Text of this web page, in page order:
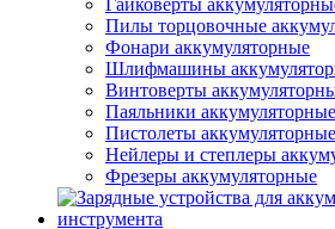
Гайковерты
Пилы торцовочные
Фонари аккумуляторные
Шлифмашины
Винтоверты
Паяльники аккумуляторные
Пистолеты
Нейлеры и степлеры
Фрезеры аккумуляторные